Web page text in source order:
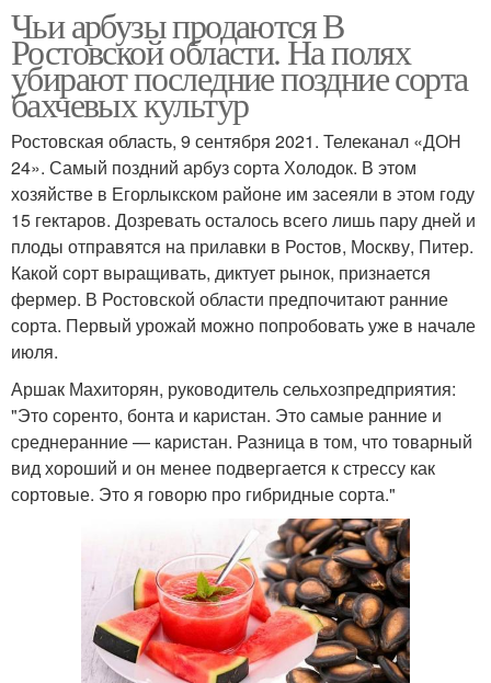
Чьи арбузы продаются В
Ростовской области. На полях
убирают последние поздние сорта
бахчевых культур
Ростовская область, 9 сентября 2021. Телеканал «ДОН
24». Самый поздний арбуз сорта Холодок. В этом
хозяйстве в Егорлыкском районе им засеяли в этом году
15 гектаров. Дозревать осталось всего лишь пару дней и
плоды отправятся на прилавки в Ростов, Москву, Питер.
Какой сорт выращивать, диктует рынок, признается
фермер. В Ростовской области предпочитают ранние
сорта. Первый урожай можно попробовать уже в начале
июля.
Аршак Махиторян, руководитель сельхозпредприятия:
"Это соренто, бонта и каристан. Это самые ранние и
среднеранние — каристан. Разница в том, что товарный
вид хороший и он менее подвергается к стрессу как
сортовые. Это я говорю про гибридные сорта."